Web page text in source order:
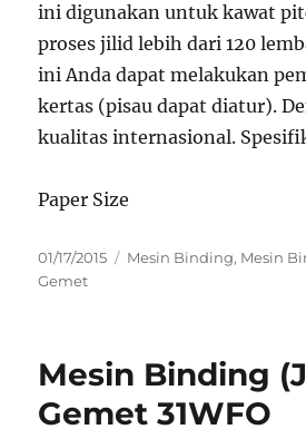
ini digunakan untuk kawat
proses jilid lebih dari 120
ini Anda dapat melakukan
kertas (pisau dapat diatur).
kualitas internasional.
Paper Size
Posted
on
01/17/2015 Categories
Mesin Binding, Mesin
Gemet
Mesin Binding
Gemet 31WFO